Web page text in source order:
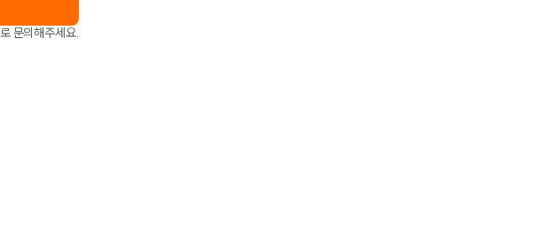
로 문의해주세요.